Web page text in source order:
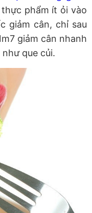
phẩm ít ỏi vào
giảm cân, chỉ sau
giảm cân nhanh
que củi.